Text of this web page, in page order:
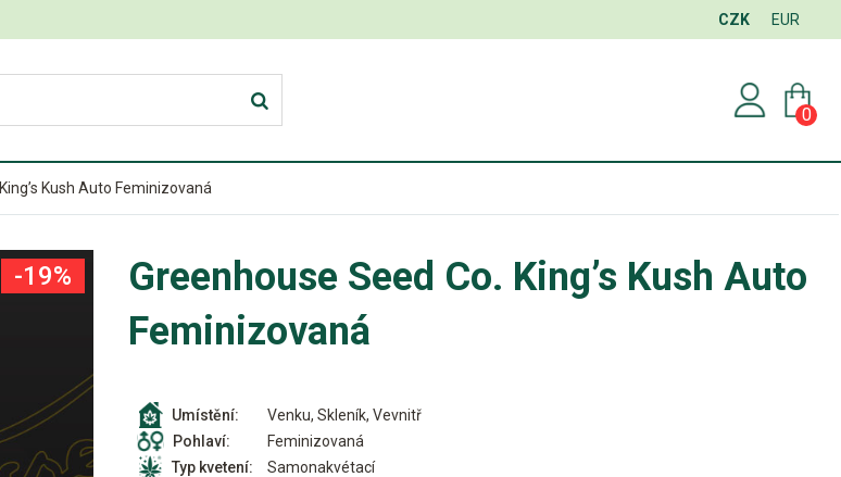
CZK EUR
0
King’s Kush Auto Feminizovaná
Greenhouse Seed Co. King’s Kush Auto
Feminizovaná
Umístění:
Venku, Skleník, Vevnitř
Pohlaví:
Feminizovaná
Typ kvetení:
Samonakvétací
-19%